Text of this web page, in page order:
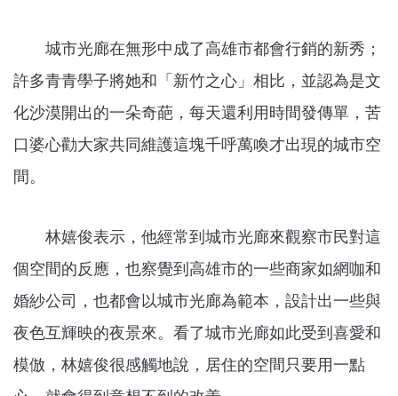
城市光廊在無形中成了高雄市都會行銷的新秀；
許多青青學子將她和「新竹之心」相比，並認為是文
化沙漠開出的一朵奇葩，每天還利用時間發傳單，苦
口婆心勸大家共同維護這塊千呼萬喚才出現的城市空
間。
林嬉俊表示，他經常到城市光廊來觀察市民對這
個空間的反應，也察覺到高雄市的一些商家如網咖和
婚紗公司，也都會以城市光廊為範本，設計出一些與
夜色互輝映的夜景來。看了城市光廊如此受到喜愛和
模倣，林嬉俊很感觸地說，居住的空間只要用一點